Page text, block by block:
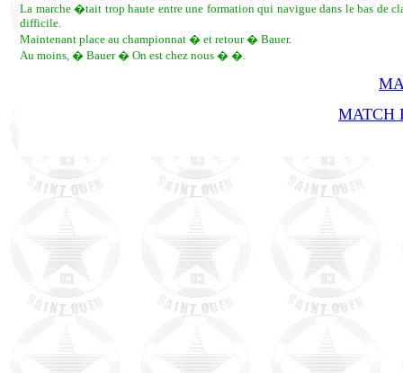
La marche �tait trop haute entre une formation qui navigue dans le bas
difficile.
Maintenant place au championnat � et retour � Bauer.
Au moins, � Bauer � On est chez nous � �.
MATCH